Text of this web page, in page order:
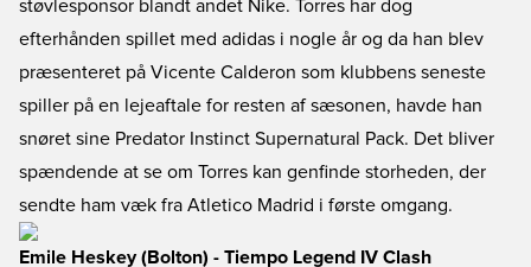
støvlesponsor blandt andet Nike. Torres har dog
efterhånden spillet med adidas i nogle år og da han blev
præsenteret på Vicente Calderon som klubbens seneste
spiller på en lejeaftale for resten af sæsonen, havde han
snøret sine Predator Instinct Supernatural Pack. Det bliver
spændende at se om Torres kan genfinde storheden, der
sendte ham væk fra Atletico Madrid i første omgang.
Emile Heskey (Bolton) - Tiempo Legend IV Clash